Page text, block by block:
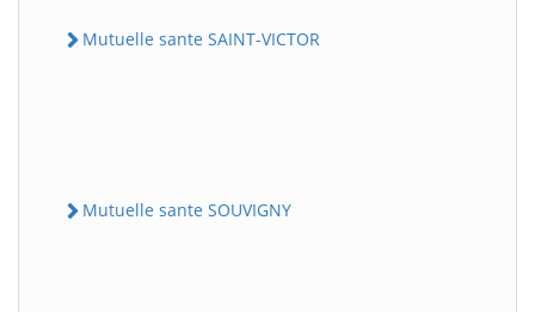
Mutuelle sante SAINT-VICTOR
Mutuelle sante SOUVIGNY